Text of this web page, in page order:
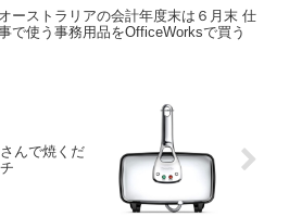
オーストラリアの会計年度末は６月末 仕
で使う事務用品をOfficeWorksで買う
んで焼くだ